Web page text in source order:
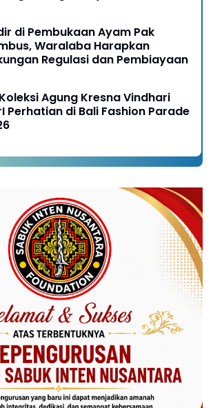
di Pembukaan Ayam Pak
Waralaba Harapkan
Regulasi dan Pembiayaan
Agung Kresna Vindhari
Perhatian di Bali Fashion Parade